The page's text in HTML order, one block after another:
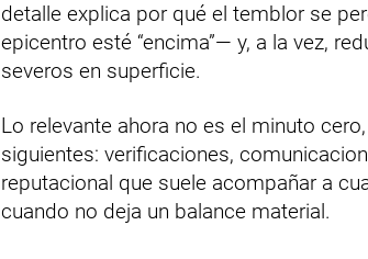
detalle explica por qué el temblor se
epicentro esté “encima”— y, a la vez,
severos en superficie.
Lo relevante ahora no es el minuto
siguientes: verificaciones,
reputacional que suele acompañar a
cuando no deja un balance material.